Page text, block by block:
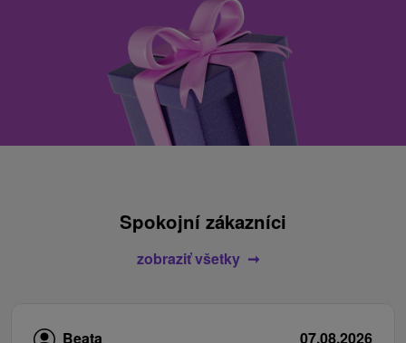
Spokojní zákazníci
zobraziť všetky
Beata
07.08.2026